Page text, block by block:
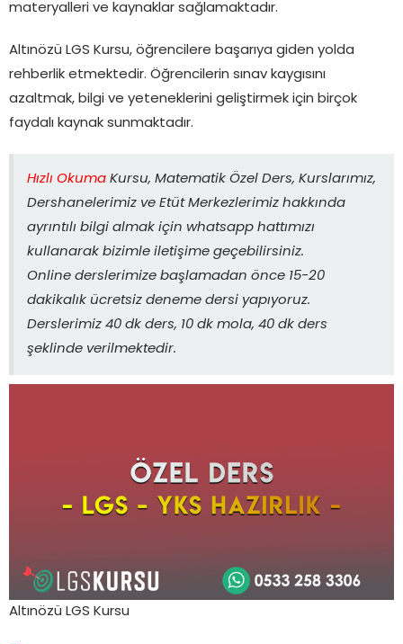
materyalleri ve kaynaklar sağlamaktadır.
Altınözü LGS Kursu, öğrencilere başarıya giden yolda
rehberlik etmektedir. Öğrencilerin sınav kaygısını
azaltmak, bilgi ve yeteneklerini geliştirmek için birçok
faydalı kaynak sunmaktadır.
Hızlı Okuma Kursu, Matematik Özel Ders, Kurslarımız,
Dershanelerimiz ve Etüt Merkezlerimiz hakkında
ayrıntılı bilgi almak için whatsapp hattımızı
kullanarak bizimle iletişime geçebilirsiniz.
Online derslerimize başlamadan önce 15-20
dakikalık ücretsiz deneme dersi yapıyoruz.
Derslerimiz 40 dk ders, 10 dk mola, 40 dk ders
şeklinde verilmektedir.
Altınözü LGS Kursu